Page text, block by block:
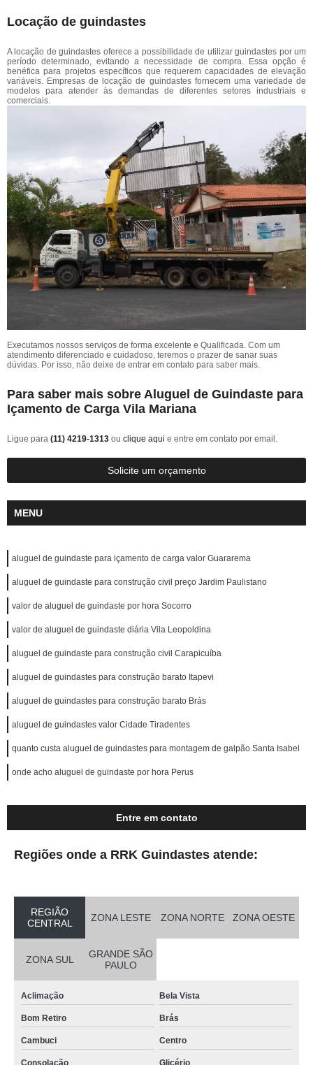
Locação de guindastes
A locação de guindastes oferece a possibilidade de utilizar guindastes por um
período determinado, evitando a necessidade de compra. Essa opção é
benéfica para projetos específicos que requerem capacidades de elevação
variáveis. Empresas de locação de guindastes fornecem uma variedade de
modelos para atender às demandas de diferentes setores industriais e
comerciais.
Executamos nossos serviços de forma excelente e Qualificada. Com um
atendimento diferenciado e cuidadoso, teremos o prazer de sanar suas
dúvidas. Por isso, não deixe de entrar em contato para saber mais.
Para saber mais sobre Aluguel de Guindaste para
Içamento de Carga Vila Mariana
Ligue para (11) 4219-1313 ou clique aqui e entre em contato por email.
Solicite um orçamento
MENU
aluguel de guindaste para içamento de carga valor Guararema
aluguel de guindaste para construção civil preço Jardim Paulistano
valor de aluguel de guindaste por hora Socorro
valor de aluguel de guindaste diária Vila Leopoldina
aluguel de guindaste para construção civil Carapicuíba
aluguel de guindastes para construção barato Itapevi
aluguel de guindastes para construção barato Brás
aluguel de guindastes valor Cidade Tiradentes
quanto custa aluguel de guindastes para montagem de galpão Santa Isabel
onde acho aluguel de guindaste por hora Perus
Entre em contato
Regiões onde a RRK Guindastes atende:
REGIÃO
CENTRAL
ZONA LESTE ZONA NORTE ZONA OESTE
ZONA SUL
GRANDE SÃO
PAULO
Aclimação Bela Vista
Bom Retiro Brás
Cambuci Centro